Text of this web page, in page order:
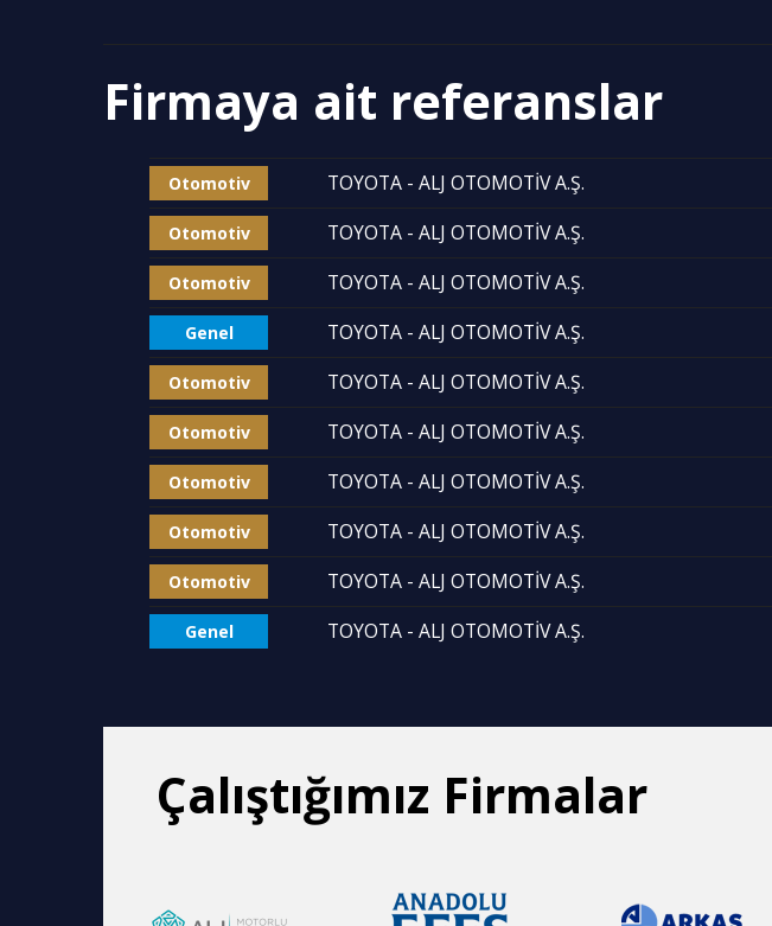
Firmaya ait referanslar
Otomotiv TOYOTA - ALJ OTOMOTİV A.Ş.
Otomotiv TOYOTA - ALJ OTOMOTİV A.Ş.
Otomotiv TOYOTA - ALJ OTOMOTİV A.Ş.
Genel TOYOTA - ALJ OTOMOTİV A.Ş.
Otomotiv TOYOTA - ALJ OTOMOTİV A.Ş.
Otomotiv TOYOTA - ALJ OTOMOTİV A.Ş.
Otomotiv TOYOTA - ALJ OTOMOTİV A.Ş.
Otomotiv TOYOTA - ALJ OTOMOTİV A.Ş.
Otomotiv TOYOTA - ALJ OTOMOTİV A.Ş.
Genel TOYOTA - ALJ OTOMOTİV A.Ş.
Çalıştığımız Firmalar